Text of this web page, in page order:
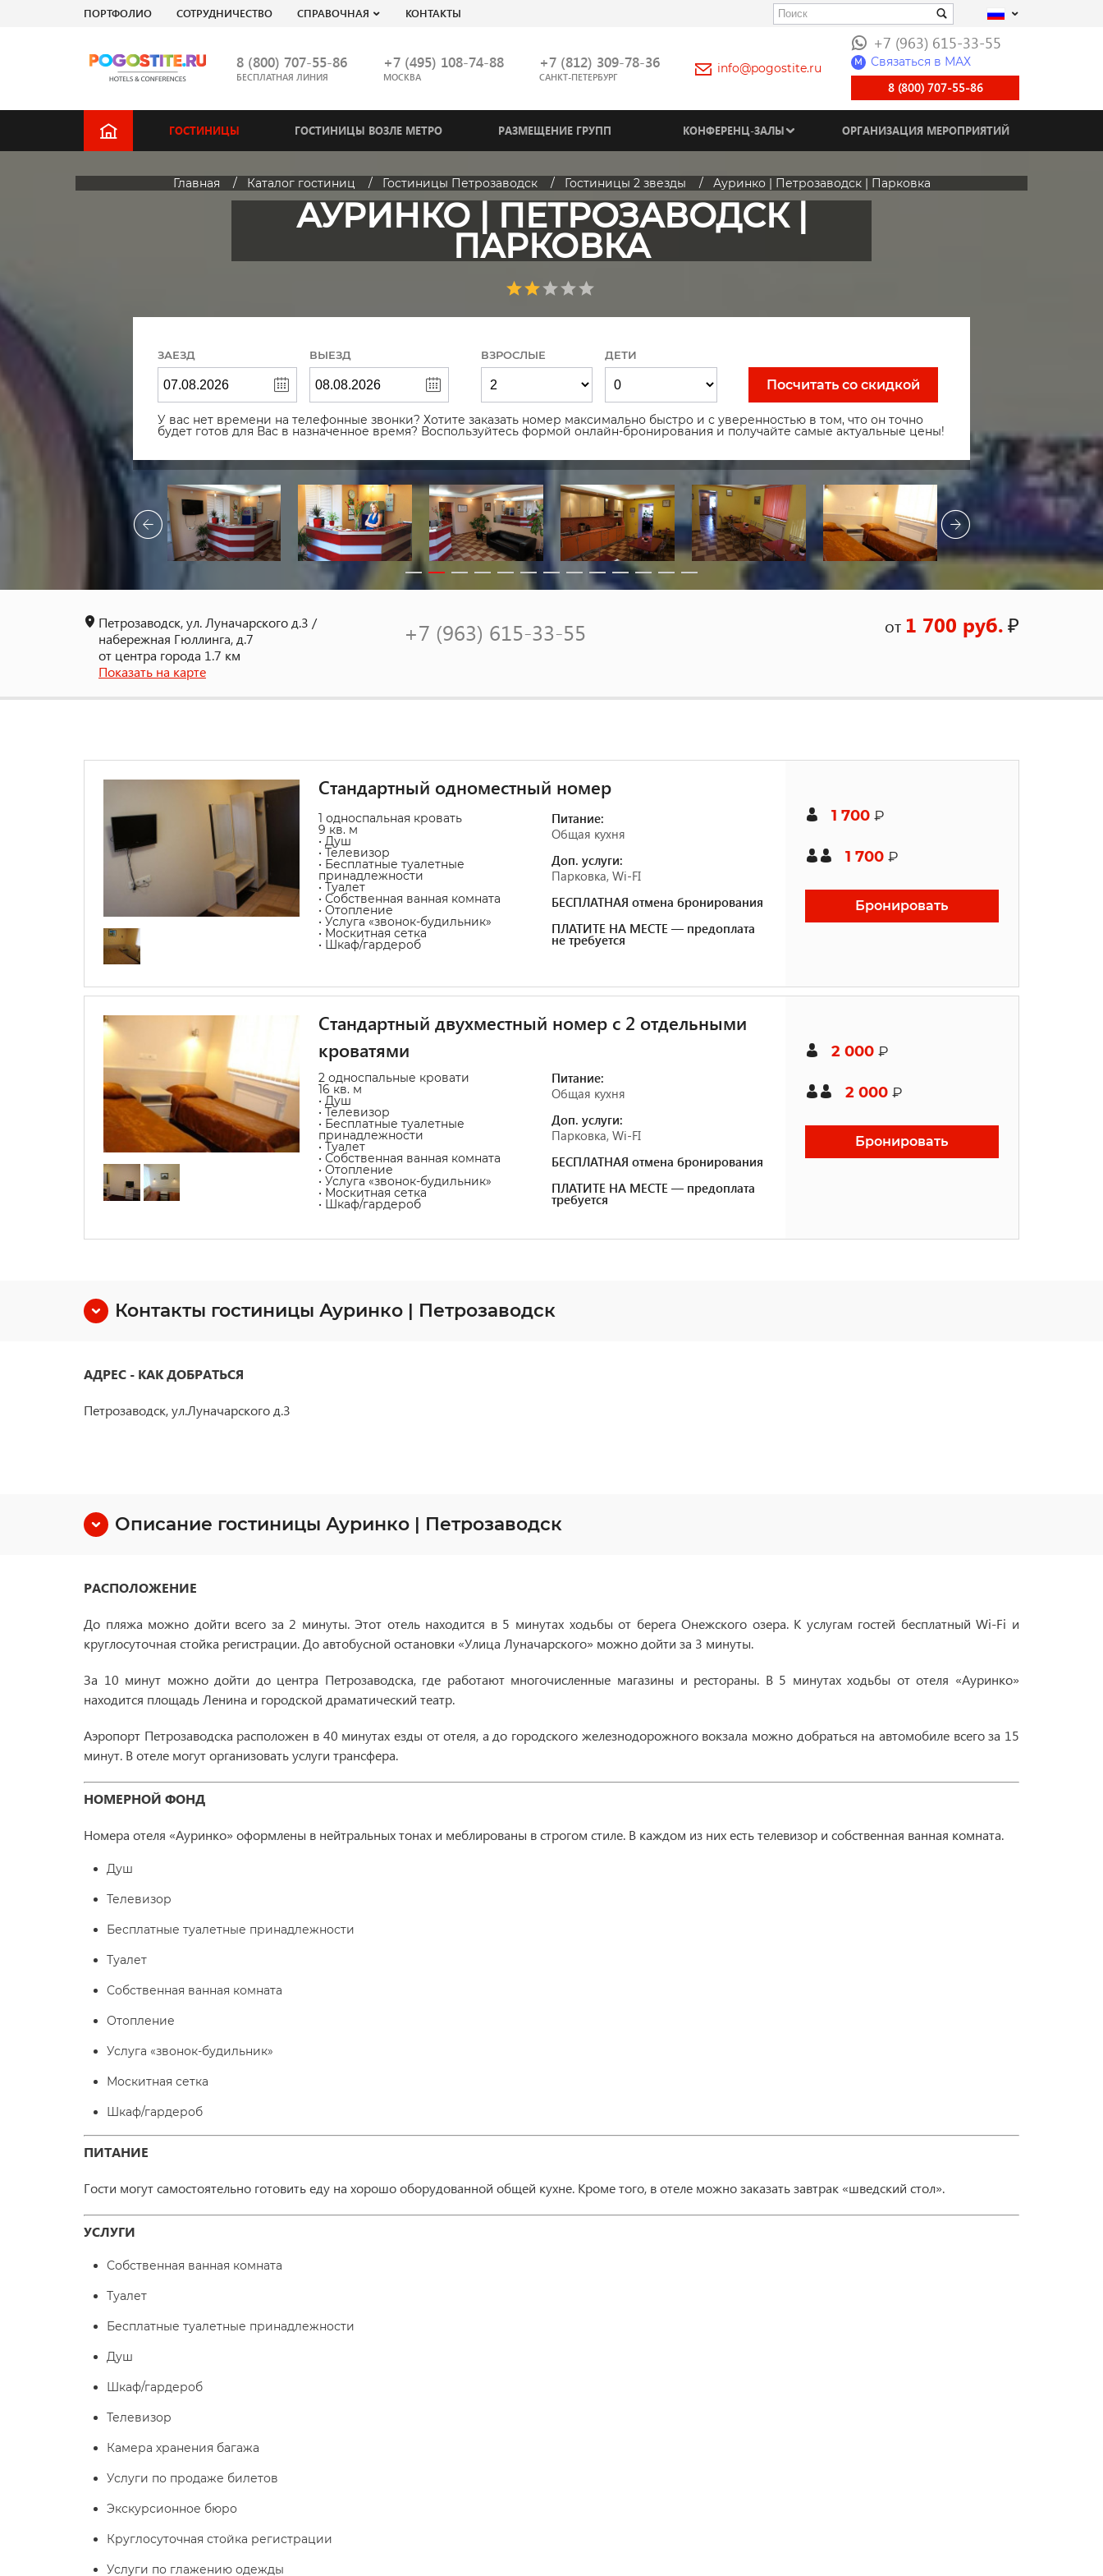
ПОРТФОЛИО СОТРУДНИЧЕСТВО СПРАВОЧНАЯ КОНТАКТЫ
8 (800) 707-55-86
БЕСПЛАТНАЯ ЛИНИЯ
+7 (495) 108-74-88
МОСКВА
+7 (812) 309-78-36
САНКТ-ПЕТЕРБУРГ
info@pogostite.ru
+7 (963) 615-33-55
M Связаться в МАХ
8 (800) 707-55-86
ГОСТИНИЦЫ ГОСТИНИЦЫ ВОЗЛЕ МЕТРО РАЗМЕЩЕНИЕ ГРУПП КОНФЕРЕНЦ-ЗАЛЫ ОРГАНИЗАЦИЯ МЕРОПРИЯТИЙ
Главная Каталог гостиниц Гостиницы Петрозаводск Гостиницы 2 звезды Ауринко | Петрозаводск | Парковка
АУРИНКО | ПЕТРОЗАВОДСК |
ПАРКОВКА
ЗАЕЗД ВЫЕЗД ВЗРОСЛЫЕ ДЕТИ
Посчитать со скидкой
У вас нет времени на телефонные звонки? Хотите заказать номер максимально быстро и с уверенностью в том, что он точно
будет готов для Вас в назначенное время? Воспользуйтесь формой онлайн-бронирования и получайте самые актуальные цены!
Петрозаводск, ул. Луначарского д.3 /
набережная Гюллинга, д.7
от центра города 1.7 км
Показать на карте
+7 (963) 615-33-55 от 1 700 руб.₽
Стандартный одноместный номер
1 односпальная кровать
9 кв. м
• Душ
• Телевизор
• Бесплатные туалетные
принадлежности
• Туалет
• Собственная ванная комната
• Отопление
• Услуга «звонок-будильник»
• Москитная сетка
• Шкаф/гардероб
Питание:
Общая кухня
Доп. услуги:
Парковка, Wi-FI
БЕСПЛАТНАЯ отмена бронирования
ПЛАТИТЕ НА МЕСТЕ — предоплата
не требуется
1 700 ₽
1 700 ₽
Бронировать
Стандартный двухместный номер с 2 отдельными
кроватями
2 односпальные кровати
16 кв. м
• Душ
• Телевизор
• Бесплатные туалетные
принадлежности
• Туалет
• Собственная ванная комната
• Отопление
• Услуга «звонок-будильник»
• Москитная сетка
• Шкаф/гардероб
Питание:
Общая кухня
Доп. услуги:
Парковка, Wi-FI
БЕСПЛАТНАЯ отмена бронирования
ПЛАТИТЕ НА МЕСТЕ — предоплата
требуется
2 000 ₽
2 000 ₽
Бронировать
Контакты гостиницы Ауринко | Петрозаводск
АДРЕС - КАК ДОБРАТЬСЯ
Петрозаводск, ул.Луначарского д.3
Описание гостиницы Ауринко | Петрозаводск
РАСПОЛОЖЕНИЕ
До пляжа можно дойти всего за 2 минуты. Этот отель находится в 5 минутах ходьбы от берега Онежского озера. К услугам гостей бесплатный Wi-Fi и
круглосуточная стойка регистрации. До автобусной остановки «Улица Луначарского» можно дойти за 3 минуты.
За 10 минут можно дойти до центра Петрозаводска, где работают многочисленные магазины и рестораны. В 5 минутах ходьбы от отеля «Ауринко»
находится площадь Ленина и городской драматический театр.
Аэропорт Петрозаводска расположен в 40 минутах езды от отеля, а до городского железнодорожного вокзала можно добраться на автомобиле всего за 15
минут. В отеле могут организовать услуги трансфера.
НОМЕРНОЙ ФОНД
Номера отеля «Ауринко» оформлены в нейтральных тонах и меблированы в строгом стиле. В каждом из них есть телевизор и собственная ванная комната.
Душ
Телевизор
Бесплатные туалетные принадлежности
Туалет
Собственная ванная комната
Отопление
Услуга «звонок-будильник»
Москитная сетка
Шкаф/гардероб
ПИТАНИЕ
Гости могут самостоятельно готовить еду на хорошо оборудованной общей кухне. Кроме того, в отеле можно заказать завтрак «шведский стол».
УСЛУГИ
Собственная ванная комната
Туалет
Бесплатные туалетные принадлежности
Душ
Шкаф/гардероб
Телевизор
Камера хранения багажа
Услуги по продаже билетов
Экскурсионное бюро
Круглосуточная стойка регистрации
Услуги по глажению одежды